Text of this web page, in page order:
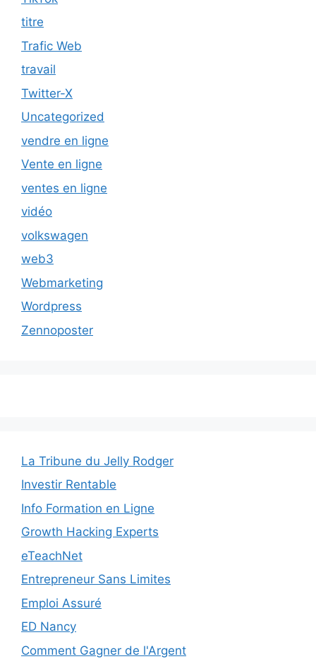
titre
Trafic Web
travail
Twitter-X
Uncategorized
vendre en ligne
Vente en ligne
ventes en ligne
vidéo
volkswagen
web3
Webmarketing
Wordpress
Zennoposter
La Tribune du Jelly Rodger
Investir Rentable
Info Formation en Ligne
Growth Hacking Experts
eTeachNet
Entrepreneur Sans Limites
Emploi Assuré
ED Nancy
Comment Gagner de l'Argent